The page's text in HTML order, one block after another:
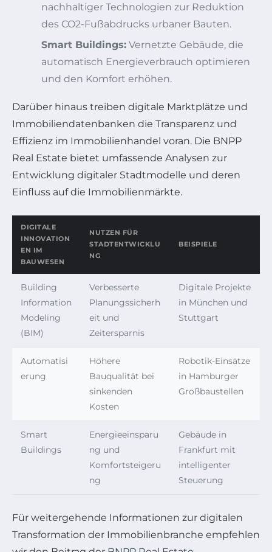
nachhaltiger Technologien zur Reduktion
des CO2-Fußabdrucks urbaner Bauten.
Smart Buildings: Vernetzte Gebäude, die
automatisch Energieverbrauch optimieren
und den Komfort erhöhen.
Darüber hinaus treiben digitale Marktplätze und
Immobiliendatenbanken die Transparenz und
Effizienz im Immobilienhandel voran. Die BNPP
Real Estate bietet umfassende Analysen zur
Entwicklung digitaler Stadtmodelle und deren
Einfluss auf die Immobilienmärkte.
DIGITALE
INNOVATION
EN IM
BAUWESEN
NUTZEN FÜR
STADTENTWICKLU
NG
BEISPIELE
Building
Information
Modeling
(BIM)
Verbesserte
Planungssicherh
eit und
Zeitersparnis
Digitale Projekte
in München und
Stuttgart
Automatisi
erung
Höhere
Bauqualität bei
sinkenden
Kosten
Robotik-Einsätze
in Hamburger
Großbaustellen
Smart
Buildings
Energieeinsparu
ng und
Komfortsteigeru
ng
Gebäude in
Frankfurt mit
intelligenter
Steuerung
Für weitergehende Informationen zur digitalen
Transformation der Immobilienbranche empfehlen